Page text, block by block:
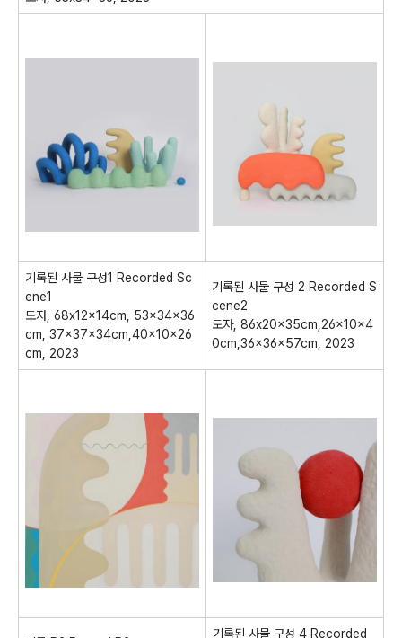
기록된 사물 구성1 Recorded Sc
ene1
도자, 68x12x14cm, 53x34x36
cm, 37x37x34cm,40x10x26
cm, 2023
기록된 사물 구성 2 Recorded S
cene2
도자, 86x20x35cm,26x10x4
0cm,36x36x57cm, 2023
기록된 사물 구성 4 Recorded